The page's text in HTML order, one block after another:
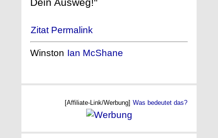
Dein Ausweg!"
Zitat Permalink
Winston Ian McShane
[Affiliate-Link/Werbung] Was bedeutet das?